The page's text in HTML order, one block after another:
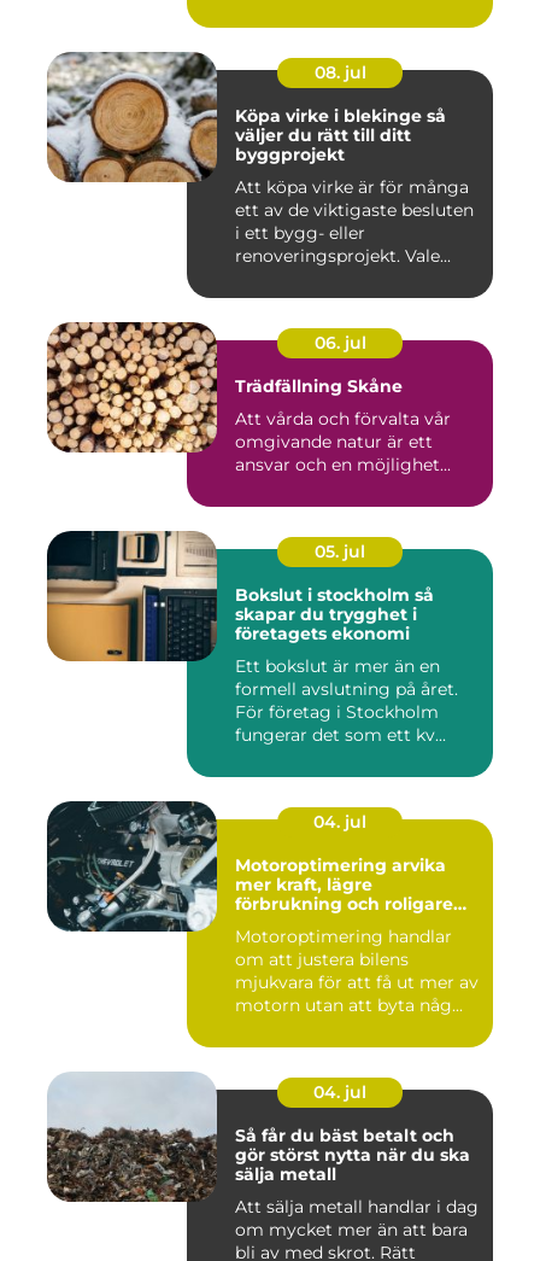
08. jul
Köpa virke i blekinge så
väljer du rätt till ditt
byggprojekt
Att köpa virke är för många
ett av de viktigaste besluten
i ett bygg- eller
renoveringsprojekt. Vale...
06. jul
Trädfällning Skåne
Att vårda och förvalta vår
omgivande natur är ett
ansvar och en möjlighet...
05. jul
Bokslut i stockholm så
skapar du trygghet i
företagets ekonomi
Ett bokslut är mer än en
formell avslutning på året.
För företag i Stockholm
fungerar det som ett kv...
04. jul
Motoroptimering arvika
mer kraft, lägre
förbrukning och roligare
Motoroptimering handlar
om att justera bilens
mjukvara för att få ut mer av
motorn utan att byta någ...
04. jul
Så får du bäst betalt och
gör störst nytta när du ska
sälja metall
Att sälja metall handlar i dag
om mycket mer än att bara
bli av med skrot. Rätt